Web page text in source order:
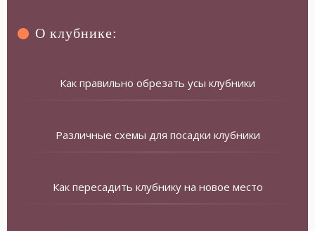
О клубнике:
Как правильно обрезать усы клубники
Различные схемы для посадки клубники
Как пересадить клубнику на новое место